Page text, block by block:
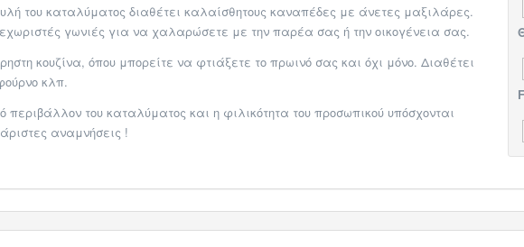
του καταλύματος διαθέτει καλαίσθητους καναπέδες με άνετες μαξιλάρες.
γωνιές για να χαλαρώσετε με την παρέα σας ή την οικογένεια σας.
κουζίνα, όπου μπορείτε να φτιάξετε το πρωινό σας και όχι μόνο. Διαθέτει
κλπ.
περιβάλλον του καταλύματος και η φιλικότητα του προσωπικού υπόσχονται
αναμνήσεις !